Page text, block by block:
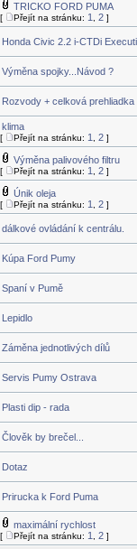
TRICKO FORD PUMA
[ Přejít na stránku: 1 2 ]
Honda Civic 2.2 i-CTDi
Výměna spojky...Návod ?
Rozvody + celková prehliadka
klima
[ Přejít na stránku: 1 2 ]
Výměna palivového filtru
[ Přejít na stránku: 1 2 ]
Únik oleja
[ Přejít na stránku: 1 2 ]
dálkové ovládání k centrálu.
Kúpa Ford Pumy
Spaní v Pumě
Lepidlo
Záměna jednotlivých dílů
Servis Pumy Ostrava
Plasti dip - rada
Člověk by brečel...
Dotaz
Prirucka k Ford Puma
maximální rychlost
[ Přejít na stránku: 1 2 ]